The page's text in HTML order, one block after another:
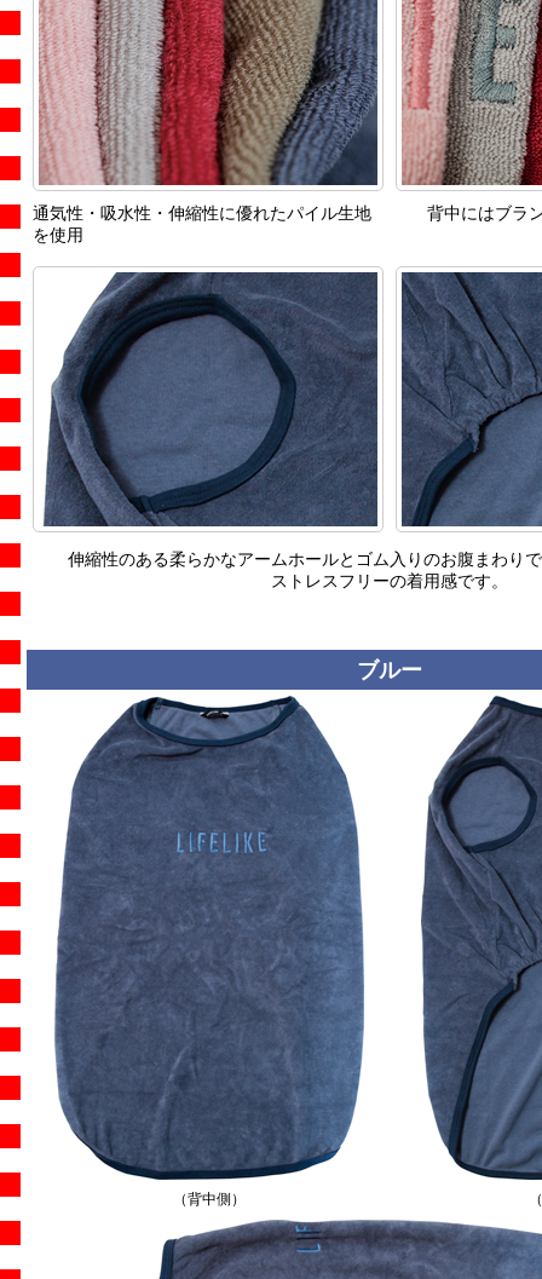
通気性・吸水性・伸縮性に優れたパイル生地
を使用
背中にはブラ
伸縮性のある柔らかなアームホールとゴム入りのお腹まわり
ストレスフリーの着用感です。
ブルー
（背中側）